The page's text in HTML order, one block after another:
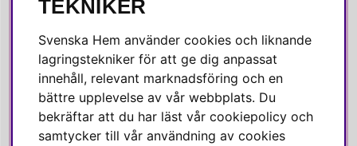
Instagram
Linkedin
Pinterest
TEKNIKER
Svenska Hem använder cookies och liknande
lagringstekniker för att ge dig anpassat
innehåll, relevant marknadsföring och en
bättre upplevelse av vår webbplats. Du
bekräftar att du har läst vår cookiepolicy och
samtycker till vår användning av cookies